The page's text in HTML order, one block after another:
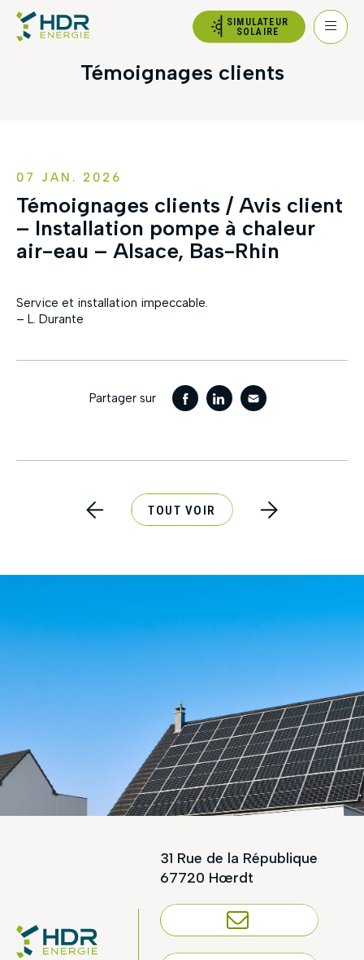
SIMULATEUR
SOLAIRE
Témoignages clients
07 JAN. 2026
Témoignages clients / Avis client
– Installation pompe à chaleur
air-eau – Alsace, Bas-Rhin
Service et installation impeccable.
– L. Durante
Partager sur
TOUT VOIR
31 Rue de la République
67720 Hœrdt
NOUS CONTACTER